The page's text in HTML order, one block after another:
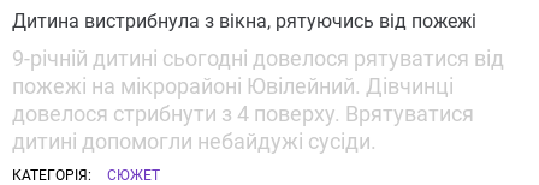
Дитина вистрибнула з вікна, рятуючись від пожежі
9-річній дитині сьогодні довелося рятуватися від
пожежі на мікрорайоні Ювілейний. Дівчинці
довелося стрибнути з 4 поверху. Врятуватися
дитині допомогли небайдужі сусіди.
КАТЕГОРІЯ: СЮЖЕТ